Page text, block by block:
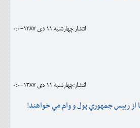
انتشار:چهارشنبه 11 دی 1387-0:0
انتشار:چهارشنبه 11 دی 1387-0:0